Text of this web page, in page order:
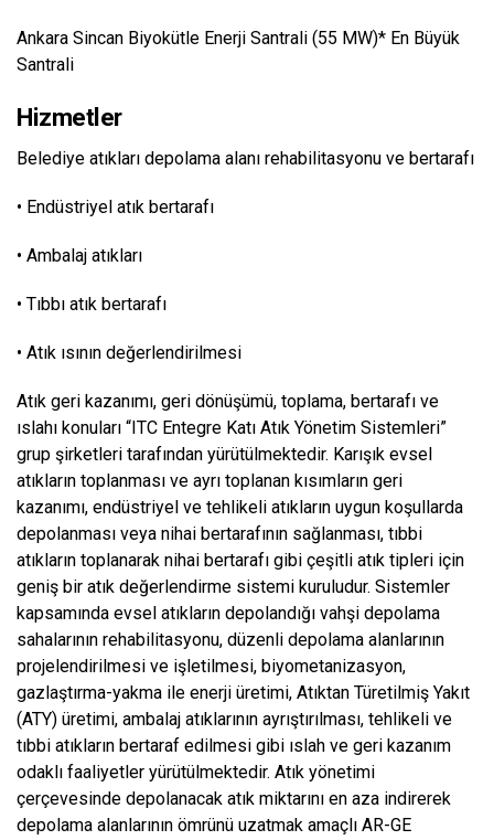
Ankara Sincan Biyokütle Enerji Santrali (55 MW)* En Büyük
Santrali
Hizmetler
Belediye atıkları depolama alanı rehabilitasyonu ve bertarafı
• Endüstriyel atık bertarafı
• Ambalaj atıkları
• Tıbbı atık bertarafı
• Atık ısının değerlendirilmesi
Atık geri kazanımı, geri dönüşümü, toplama, bertarafı ve
ıslahı konuları “ITC Entegre Katı Atık Yönetim Sistemleri”
grup şirketleri tarafından yürütülmektedir. Karışık evsel
atıkların toplanması ve ayrı toplanan kısımların geri
kazanımı, endüstriyel ve tehlikeli atıkların uygun koşullarda
depolanması veya nihai bertarafının sağlanması, tıbbi
atıkların toplanarak nihai bertarafı gibi çeşitli atık tipleri için
geniş bir atık değerlendirme sistemi kuruludur. Sistemler
kapsamında evsel atıkların depolandığı vahşi depolama
sahalarının rehabilitasyonu, düzenli depolama alanlarının
projelendirilmesi ve işletilmesi, biyometanizasyon,
gazlaştırma-yakma ile enerji üretimi, Atıktan Türetilmiş Yakıt
(ATY) üretimi, ambalaj atıklarının ayrıştırılması, tehlikeli ve
tıbbi atıkların bertaraf edilmesi gibi ıslah ve geri kazanım
odaklı faaliyetler yürütülmektedir. Atık yönetimi
çerçevesinde depolanacak atık miktarını en aza indirerek
depolama alanlarının ömrünü uzatmak amaçlı AR-GE